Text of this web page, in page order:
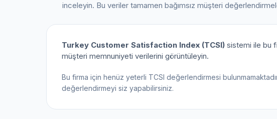
inceleyin. Bu veriler tamamen bağımsız müşteri
Turkey Customer Satisfaction Index (TCSI) sistemi ile bu
müşteri memnuniyeti verilerini görüntüleyin.
Bu firma için henüz yeterli TCSI değerlendirmesi
değerlendirmeyi siz yapabilirsiniz.